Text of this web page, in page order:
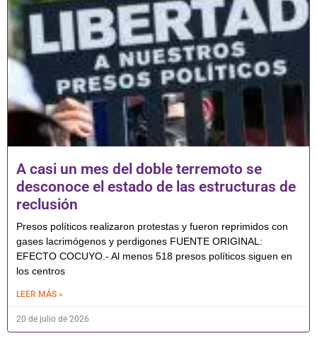
A casi un mes del doble terremoto se
desconoce el estado de las estructuras de
reclusión
Presos políticos realizaron protestas y fueron reprimidos con
gases lacrimógenos y perdigones FUENTE ORIGINAL:
EFECTO COCUYO.- Al menos 518 presos políticos siguen en
los centros
LEER MÁS »
20 de julio de 2026